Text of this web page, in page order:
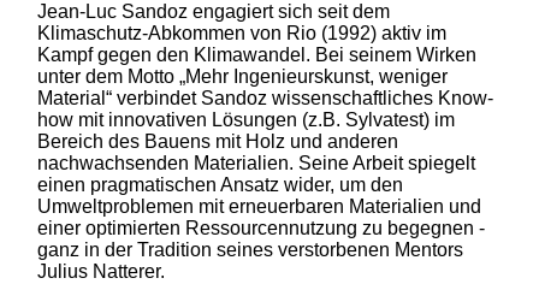
Jean-Luc Sandoz engagiert sich seit dem
Klimaschutz-Abkommen von Rio (1992) aktiv im
Kampf gegen den Klimawandel. Bei seinem Wirken
unter dem Motto „Mehr Ingenieurskunst, weniger
Material“ verbindet Sandoz wissenschaftliches Know-
how mit innovativen Lösungen (z.B. Sylvatest) im
Bereich des Bauens mit Holz und anderen
nachwachsenden Materialien. Seine Arbeit spiegelt
einen pragmatischen Ansatz wider, um den
Umweltproblemen mit erneuerbaren Materialien und
einer optimierten Ressourcennutzung zu begegnen -
ganz in der Tradition seines verstorbenen Mentors
Julius Natterer.